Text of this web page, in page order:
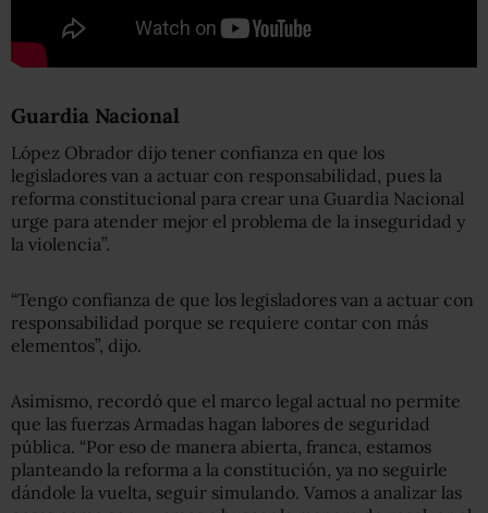
Guardia Nacional
López Obrador dijo tener confianza en que los
legisladores van a actuar con responsabilidad, pues la
reforma constitucional para crear una Guardia Nacional
urge para atender mejor el problema de la inseguridad y
la violencia”.
“Tengo confianza de que los legisladores van a actuar con
responsabilidad porque se requiere contar con más
elementos”, dijo.
Asimismo, recordó que el marco legal actual no permite
que las fuerzas Armadas hagan labores de seguridad
pública. “Por eso de manera abierta, franca, estamos
planteando la reforma a la constitución, ya no seguirle
dándole la vuelta, seguir simulando. Vamos a analizar las